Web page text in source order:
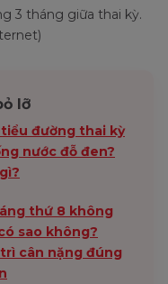
3 tháng giữa thai kỳ.
lỡ
đường thai kỳ
nước đỗ đen?
thứ 8 không
sao không?
cân nặng đúng